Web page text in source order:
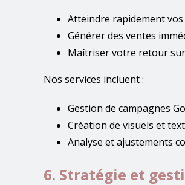
Atteindre rapidement
Générer des ventes
Maîtriser votre retour
Nos services incluent :
Gestion de campagnes
Création de visuels et
Analyse et ajustements
6. Stratégie et